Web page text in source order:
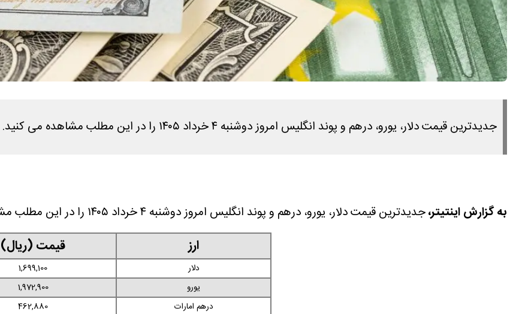
جدیدترین قیمت دلار، یورو، درهم و پوند انگلیس امروز دوشنبه ۴ خرداد ۱۴۰۵ را در این مطلب مشاهده می کنید.
به گزارش اینتیتر،جدیدترین قیمت دلار، یورو، درهم و پوند انگلیس امروز دوشنبه ۴ خرداد ۱۴۰۵ را در این مطلب مشاهده می کنید.
ارز قیمت (ریال)
دلار
1,699,100
یورو
1,972,900
درهم امارات
462,880